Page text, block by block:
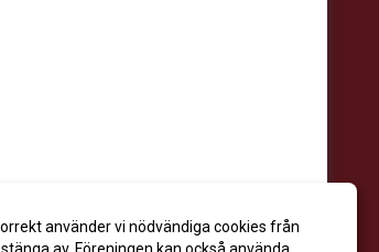
använder vi nödvändiga cookies från